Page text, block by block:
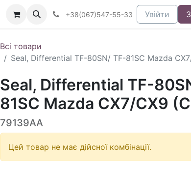
+38(067)547-55-33 Увійти
Всі товари
Seal, Differential TF-80SN/ TF-81SC Mazda
Seal, Differential TF-
81SC Mazda CX7/CX9
79139AA
Цей товар не має дійсної комбінації.